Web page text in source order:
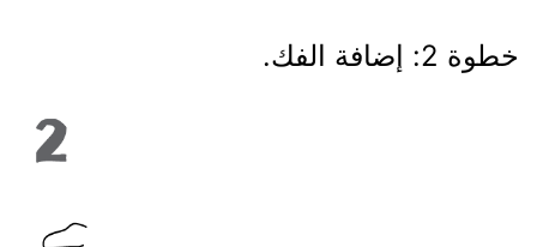
خطوة 2: إضافة الفك.